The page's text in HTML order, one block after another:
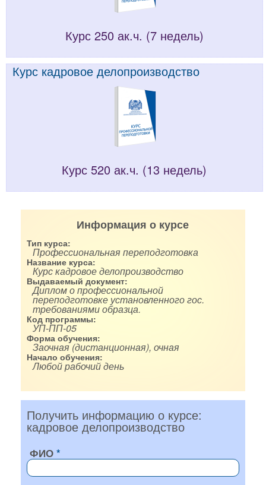
Курс 250 ак.ч. (7 недель)
Курс кадровое делопроизводство
Курс 520 ак.ч. (13 недель)
Информация о курсе
Тип курса:
Профессиональная переподготовка
Название курса:
Курс кадровое делопроизводство
Выдаваемый документ:
Диплом о профессиональной
переподготовке установленного гос.
требованиями образца.
Код программы:
УП-ПП-05
Форма обучения:
Заочная (дистанционная), очная
Начало обучения:
Любой рабочий день
Получить информацию о курсе:
кадровое делопроизводство
ФИО